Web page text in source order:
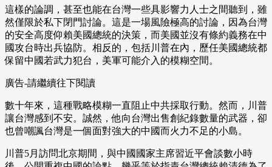
這樣的論調，甚至也能在台灣一些具影響力人士之間聽到，雖
然僅限於私下閉門討論。這是一場風險極高的討論，因為台灣
的安全高度仰賴美國總統的決策，而美國並沒有條約義務在中
國攻台時出兵協防。相反的，包括川普在內，歷任美國總統都
保留中國若武力犯台，美軍可能介入的模糊空間。
廣告-請繼續往下閱讀
數十年來，這種戰略模糊一直阻止中共採取行動。然而，川普
讓台灣感到不安。誠然，他向台灣出售創紀錄數量的武器，卻
也曾嘲諷台灣是一個面對強大的中國而火力不足的小島。
川普5月訪問北京期間，與中國國家主席習近平會談數小時